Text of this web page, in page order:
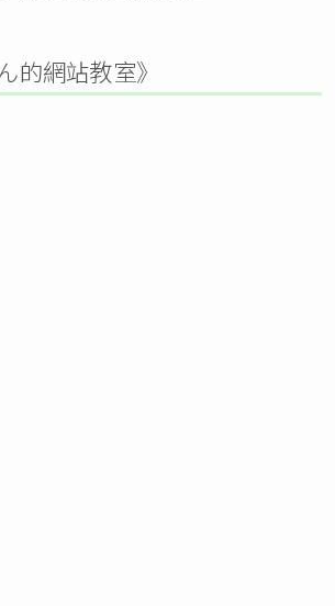
的網站教室》